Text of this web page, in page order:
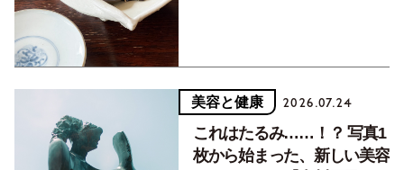
美容と健康 2026.07.24
これはたるみ……！？ 写真1
枚から始まった、新しい美容